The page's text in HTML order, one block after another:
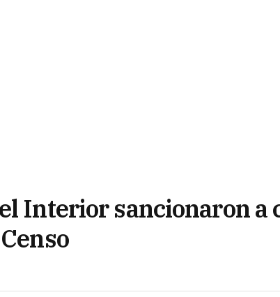
Interior sancionaron a